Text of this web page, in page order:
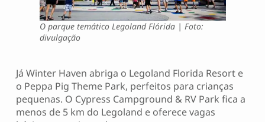
O parque temático Legoland Flórida | Foto:
divulgação
Já Winter Haven abriga o Legoland Florida Resort e
o Peppa Pig Theme Park, perfeitos para crianças
pequenas. O Cypress Campground & RV Park fica a
menos de 5 km do Legoland e oferece vagas